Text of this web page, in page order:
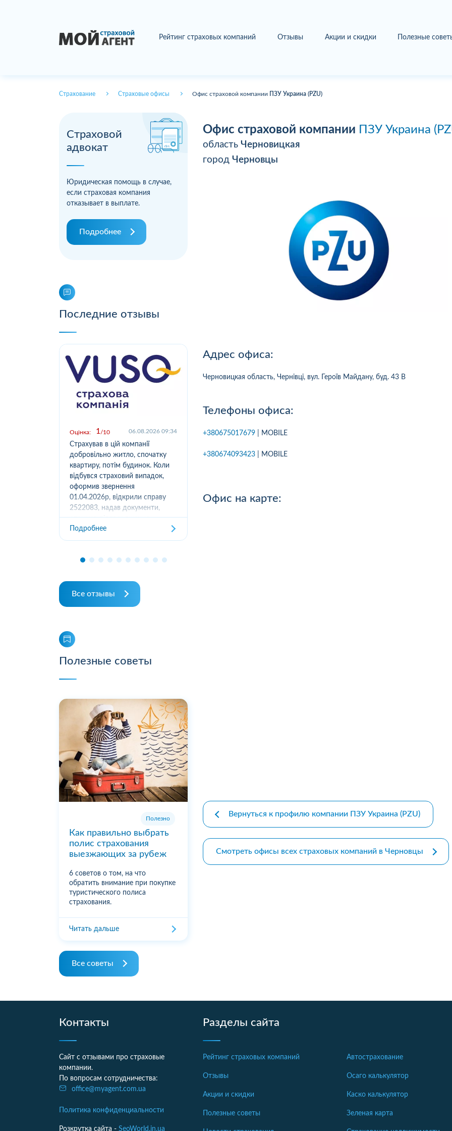
Рейтинг страховых компаний Отзывы Акции и скидки Полезные
Страхование Страховые офисы Офис страховой компании ПЗУ Украина (PZU)
Страховой
адвокат
Юридическая помощь в случае,
если страховая компания
отказывает в выплате.
Подробнее
Последние отзывы
Оцінка: 1 10 06.08.2026 09:34
Страхував в цій компанії
добровільно житло, спочатку
квартиру, потім будинок. Коли
відбувся страховий випадок,
оформив звернення
01.04.2026р, відкрили справу
2522083, надав документи,
отримав підтвердження
отримання, взяли в роботу. 2
місяці жодного повідомлення
Подробнее
Оцінка: 10 10 05.08.2026 19:00
(05.08.26р) автоцивілку в
Все отзывы
Полезные советы
Полезно
Как правильно выбрать
полис страхования
выезжающих за рубеж
6 советов о том, на что
обратить внимание при покупке
туристического полиса
страхования.
Читать дальше
Все советы
Офис страховой компании ПЗУ Украина
область Черновицкая
город Черновцы
Адрес офиса:
Черновицкая область, Чернівці, вул. Героїв Майдану, буд. 43 В
Телефоны офиса:
+380675017679 | MOBILE
+380674093423 | MOBILE
Офис на карте:
Вернуться к профилю компании ПЗУ Украина (PZU)
Смотреть офисы всех страховых компаний в Черновцы
Контакты
Сайт с отзывами про страховые
компании.
По вопросам сотрудничества:
office@myagent.com.ua
Политика конфиденциальности
Розкрутка сайта - SeoWorld.in.ua
Разделы сайта
Рейтинг страховых компаний
Отзывы
Акции и скидки
Полезные советы
Автострахование
Осаго калькулятор
Каско калькулятор
Зеленая карта